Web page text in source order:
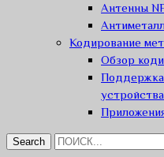
Антенны
Кодирование
Обзор
Поддержка